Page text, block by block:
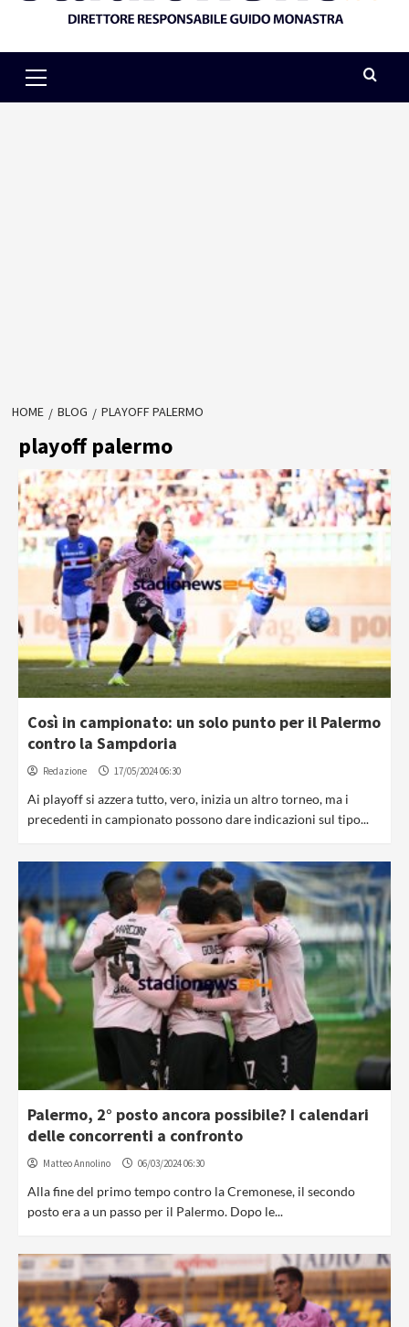
Menu
HOME BLOG PLAYOFF PALERMO
playoff palermo
Così in campionato: un solo punto per il Palermo
contro la Sampdoria
Redazione 17/05/2024 06:30
Ai playoff si azzera tutto, vero, inizia un altro torneo, ma i
precedenti in campionato possono dare indicazioni sul tipo...
Palermo, 2° posto ancora possibile? I calendari
delle concorrenti a confronto
Matteo Annolino 06/03/2024 06:30
Alla fine del primo tempo contro la Cremonese, il secondo
posto era a un passo per il Palermo. Dopo le...